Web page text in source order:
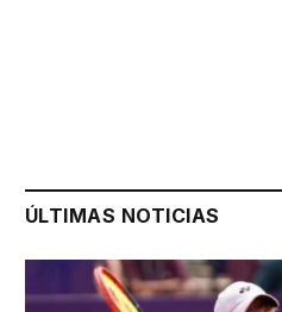
ÚLTIMAS NOTICIAS